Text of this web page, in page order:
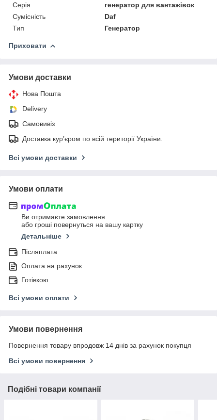
Серія
генератор для вантажівок
Сумісність
Daf
Тип
Генератор
Приховати
Умови доставки
Нова Пошта
Delivery
Самовивіз
Доставка кур’єром по всій території України.
Всі умови доставки
Умови оплати
Ви отримаєте замовлення
або гроші повернуться на вашу картку
Детальніше
Післяплата
Оплата на рахунок
Готівкою
Всі умови оплати
Умови повернення
Повернення товару впродовж 14 днів за рахунок покупця
Всі умови повернення
Подібні товари компанії